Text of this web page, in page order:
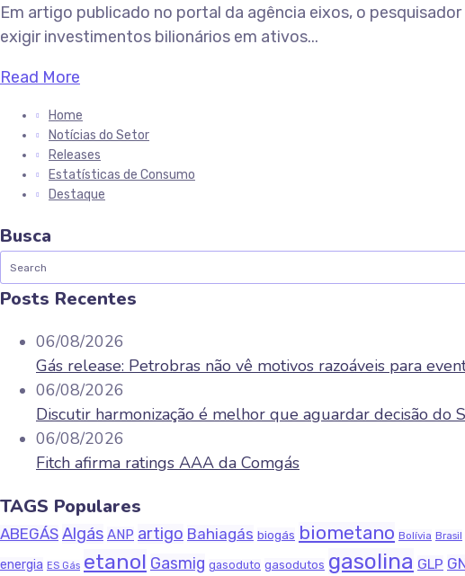
Em artigo publicado no portal da agência eixos, o
exigir investimentos bilionários em ativos...
Read More
Home
Notícias do Setor
Releases
Estatísticas de Consumo
Destaque
Busca
Posts Recentes
06/08/2026
Gás release: Petrobras não vê motivos razoáveis para
06/08/2026
Discutir harmonização é melhor que aguardar decisão
06/08/2026
Fitch afirma ratings AAA da Comgás
TAGS Populares
ABEGÁS Algás ANP artigo Bahiagás biogás biometano Bolívia Brasil
energia ES Gás etanol Gasmig gasoduto gasodutos gasolina GLP